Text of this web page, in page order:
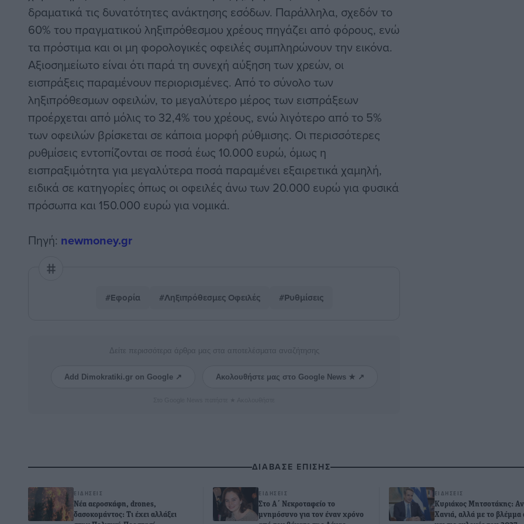
δραματικά τις δυνατότητες ανάκτησης εσόδων. Παράλληλα, σχεδόν το
60% του πραγματικού ληξιπρόθεσμου χρέους πηγάζει από φόρους, ενώ
τα πρόστιμα και οι μη φορολογικές οφειλές συμπληρώνουν την εικόνα.
Αξιοσημείωτο είναι ότι παρά τη συνεχή αύξηση των χρεών, οι
εισπράξεις παραμένουν περιορισμένες. Από το σύνολο των
ληξιπρόθεσμων οφειλών, το μεγαλύτερο μέρος των εισπράξεων
προέρχεται από μόλις το 32,4% του χρέους, ενώ λιγότερο από το 5%
των οφειλών βρίσκεται σε κάποια μορφή ρύθμισης. Οι περισσότερες
ρυθμίσεις εντοπίζονται σε ποσά έως 10.000 ευρώ, όμως η
εισπραξιμότητα για μεγαλύτερα ποσά παραμένει εξαιρετικά χαμηλή,
ειδικά σε κατηγορίες όπως οι οφειλές άνω των 20.000 ευρώ για φυσικά
πρόσωπα και 150.000 ευρώ για νομικά.
Πηγή: newmoney.gr
#Εφορία #Ληξιπρόθεσμες Οφειλές #Ρυθμίσεις
Δείτε περισσότερα άρθρα μας στα αποτελέσματα αναζήτησης
Add Dimokratiki.gr on Google ↗ Ακολουθήστε μας στο Google News ★ ↗
ΔΙΑΒΑΣΕ ΕΠΙΣΗΣ
ΕΙΔΉΣΕΙΣ
Νέα αεροσκάφη, drones,
δασοκομάντος: Τι έχει αλλάξει
ΕΙΔΉΣΕΙΣ
Στο Α΄ Νεκροταφείο το
μνημόσυνο για τον έναν χρόνο
ΕΙΔΉΣΕΙΣ
Κυριάκος Μητσοτάκης:
Χανιά, αλλά με το βλέμμα